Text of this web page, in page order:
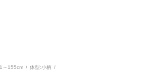
～155cm 体型:小柄